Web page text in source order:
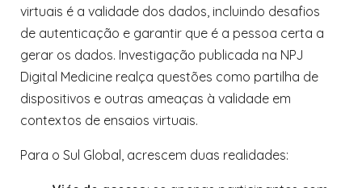
virtuais é a validade dos dados, incluindo desafios
de autenticação e garantir que é a pessoa certa a
gerar os dados. Investigação publicada na NPJ
Digital Medicine realça questões como partilha de
dispositivos e outras ameaças à validade em
contextos de ensaios virtuais.
Para o Sul Global, acrescem duas realidades: